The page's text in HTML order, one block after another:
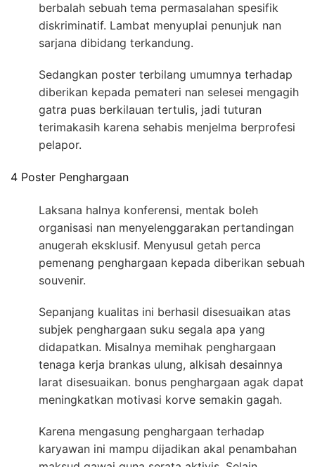
berbalah sebuah tema permasalahan spesifik
diskriminatif. Lambat menyuplai penunjuk nan
sarjana dibidang terkandung.
Sedangkan poster terbilang umumnya terhadap
diberikan kepada pemateri nan selesei mengagih
gatra puas berkilauan tertulis, jadi tuturan
terimakasih karena sehabis menjelma berprofesi
pelapor.
4 Poster Penghargaan
Laksana halnya konferensi, mentak boleh
organisasi nan menyelenggarakan pertandingan
anugerah eksklusif. Menyusul getah perca
pemenang penghargaan kepada diberikan sebuah
souvenir.
Sepanjang kualitas ini berhasil disesuaikan atas
subjek penghargaan suku segala apa yang
didapatkan. Misalnya memihak penghargaan
tenaga kerja brankas ulung, alkisah desainnya
larat disesuaikan. bonus penghargaan agak dapat
meningkatkan motivasi korve semakin gagah.
Karena mengasung penghargaan terhadap
karyawan ini mampu dijadikan akal penambahan